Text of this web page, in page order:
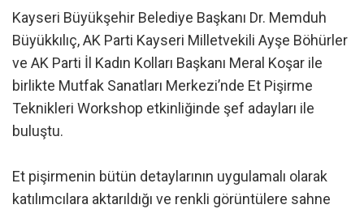
Kayseri Büyükşehir Belediye Başkanı Dr. Memduh
Büyükkılıç, AK Parti Kayseri Milletvekili Ayşe Böhürler
ve AK Parti İl Kadın Kolları Başkanı Meral Koşar ile
birlikte Mutfak Sanatları Merkezi’nde Et Pişirme
Teknikleri Workshop etkinliğinde şef adayları ile
buluştu.
Et pişirmenin bütün detaylarının uygulamalı olarak
katılımcılara aktarıldığı ve renkli görüntülere sahne